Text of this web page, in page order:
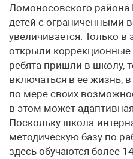
Ломоносовского района
детей с ограниченными
увеличивается. Только
открыли коррекционные
ребята пришли в школу,
включаться в ее жизнь,
по мере своих
в этом может
Поскольку школа-
методическую базу по
здесь обучаются более